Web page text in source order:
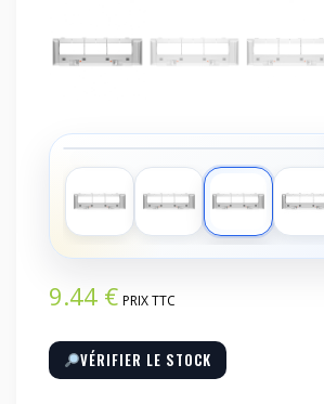
‹
9.44 € PRIX TTC
VÉRIFIER LE STOCK